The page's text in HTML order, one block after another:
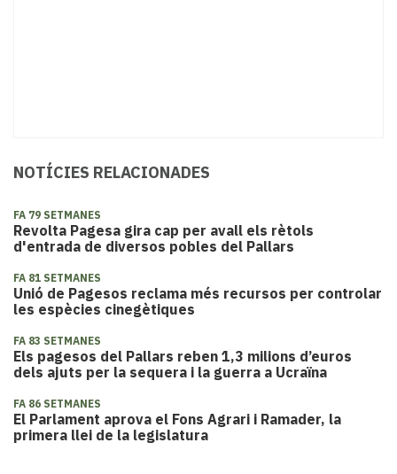
NOTÍCIES RELACIONADES
FA 79 SETMANES
Revolta Pagesa gira cap per avall els rètols
d'entrada de diversos pobles del Pallars
FA 81 SETMANES
Unió de Pagesos reclama més recursos per controlar
les espècies cinegètiques
FA 83 SETMANES
Els pagesos del Pallars reben 1,3 milions d’euros
dels ajuts per la sequera i la guerra a Ucraïna
FA 86 SETMANES
El Parlament aprova el Fons Agrari i Ramader, la
primera llei de la legislatura